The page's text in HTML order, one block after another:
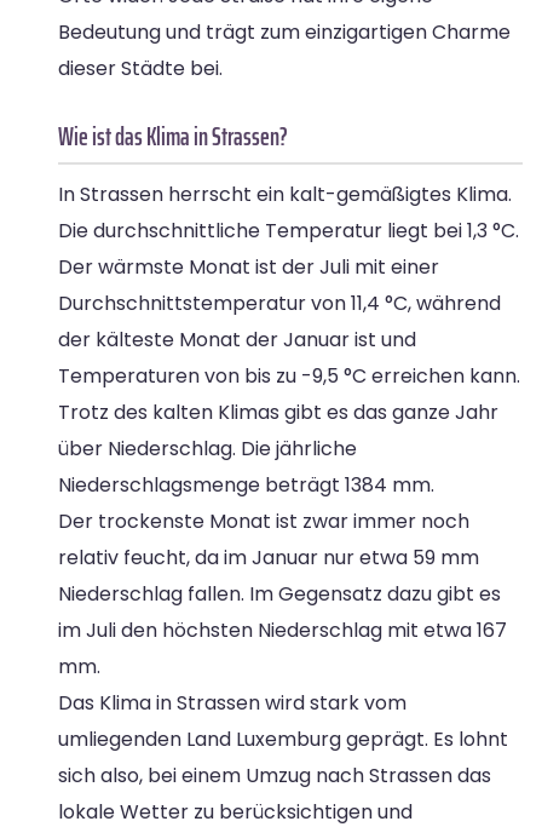
Bedeutung und trägt zum einzigartigen Charme
dieser Städte bei.
Wie ist das Klima in Strassen?
In Strassen herrscht ein kalt-gemäßigtes Klima.
Die durchschnittliche Temperatur liegt bei 1,3 °C.
Der wärmste Monat ist der Juli mit einer
Durchschnittstemperatur von 11,4 °C, während
der kälteste Monat der Januar ist und
Temperaturen von bis zu -9,5 °C erreichen kann.
Trotz des kalten Klimas gibt es das ganze Jahr
über Niederschlag. Die jährliche
Niederschlagsmenge beträgt 1384 mm.
Der trockenste Monat ist zwar immer noch
relativ feucht, da im Januar nur etwa 59 mm
Niederschlag fallen. Im Gegensatz dazu gibt es
im Juli den höchsten Niederschlag mit etwa 167
mm.
Das Klima in Strassen wird stark vom
umliegenden Land Luxemburg geprägt. Es lohnt
sich also, bei einem Umzug nach Strassen das
lokale Wetter zu berücksichtigen und